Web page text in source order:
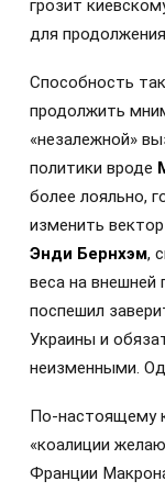
грозит
для
Способность
продолжить
«незалежной»
политики вроде
более лояльно,
изменить
Энди Бернхэм,
веса на внешней
поспешил
Украины и
неизменными.
По-настоящему
«коалиции
Франции